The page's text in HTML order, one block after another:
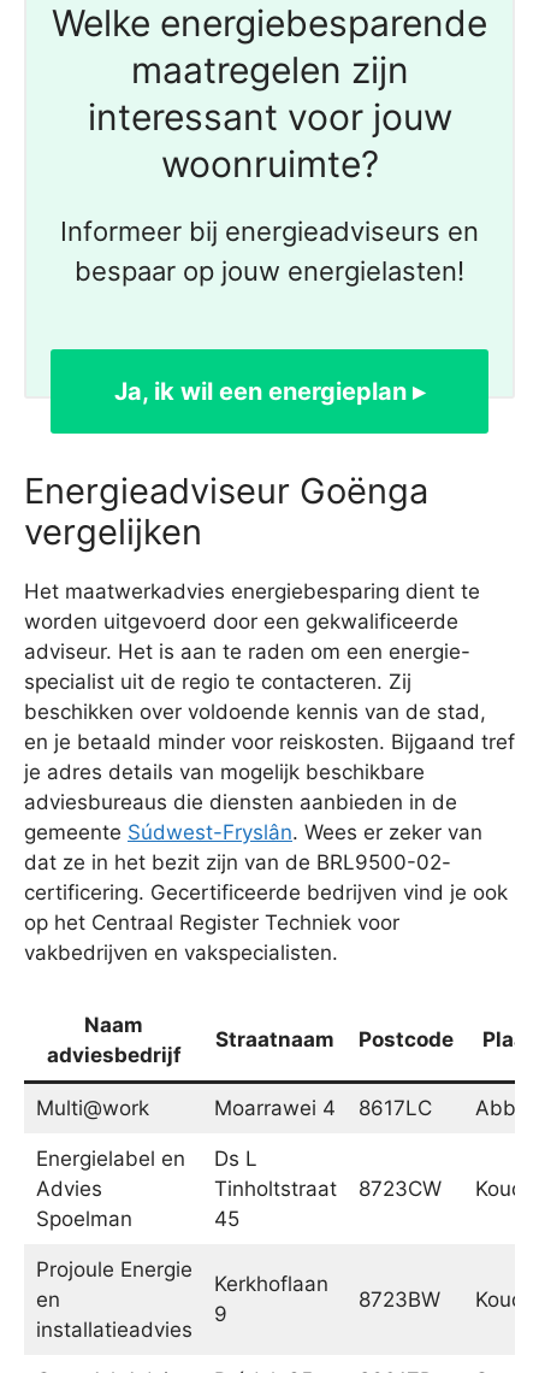
Welke energiebesparende
maatregelen zijn
interessant voor jouw
woonruimte?
Informeer bij energieadviseurs en
bespaar op jouw energielasten!
Ja, ik wil een energieplan ▸
Energieadviseur Goënga
vergelijken
Het maatwerkadvies energiebesparing dient te
worden uitgevoerd door een gekwalificeerde
adviseur. Het is aan te raden om een energie-
specialist uit de regio te contacteren. Zij
beschikken over voldoende kennis van de stad,
en je betaald minder voor reiskosten. Bijgaand tref
je adres details van mogelijk beschikbare
adviesbureaus die diensten aanbieden in de
gemeente Súdwest-Fryslân. Wees er zeker van
dat ze in het bezit zijn van de BRL9500-02-
certificering. Gecertificeerde bedrijven vind je ook
op het Centraal Register Techniek voor
vakbedrijven en vakspecialisten.
Naam
adviesbedrijf
Straatnaam Postcode
Multi@work Moarrawei 4 8617LC
Energielabel en
Advies
Spoelman
Ds L
Tinholtstraat
45
8723CW
Projoule Energie
en
installatieadvies
Kerkhoflaan
9
8723BW